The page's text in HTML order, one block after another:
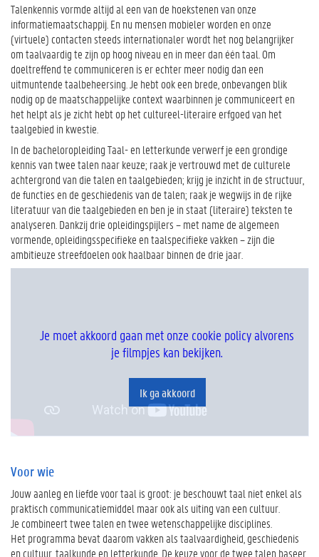
Talenkennis vormde altijd al een van de hoekstenen van onze
informatiemaatschappij. En nu mensen mobieler worden en onze
(virtuele) contacten steeds internationaler wordt het nog belangrijker
om taalvaardig te zijn op hoog niveau en in meer dan één taal. Om
doeltreffend te communiceren is er echter meer nodig dan een
uitmuntende taalbeheersing. Je hebt ook een brede, onbevangen blik
nodig op de maatschappelijke context waarbinnen je communiceert en
het helpt als je zicht hebt op het cultureel-literaire erfgoed van het
taalgebied in kwestie.
In de bacheloropleiding Taal- en letterkunde verwerf je een grondige
kennis van twee talen naar keuze; raak je vertrouwd met de culturele
achtergrond van die talen en taalgebieden; krijg je inzicht in de structuur,
de functies en de geschiedenis van de talen; raak je wegwijs in de rijke
literatuur van die taalgebieden en ben je in staat (literaire) teksten te
analyseren. Dankzij drie opleidingspijlers – met name de algemeen
vormende, opleidingsspecifieke en taalspecifieke vakken – zijn die
ambitieuze streefdoelen ook haalbaar binnen de drie jaar.
Je moet akkoord gaan met onze cookie policy alvorens
je filmpjes kan bekijken.
Ik ga akkoord
Voor wie
Jouw aanleg en liefde voor taal is groot: je beschouwt taal niet enkel als
praktisch communicatiemiddel maar ook als uiting van een cultuur.
Je combineert twee talen en twee wetenschappelijke disciplines.
Het programma bevat daarom vakken als taalvaardigheid, geschiedenis
en cultuur, taalkunde en letterkunde. De keuze voor de twee talen baseer